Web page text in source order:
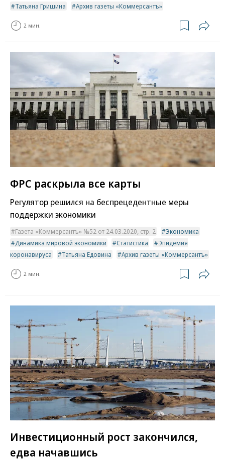
Татьяна Гришина
Архив газеты «Коммерсантъ»
2 мин.
ФРС раскрыла все карты
Регулятор решился на беспрецедентные меры
поддержки экономики
Газета «Коммерсантъ» №52 от 24.03.2020, стр. 2
Экономика
Динамика мировой экономики
Статистика
Эпидемия
коронавируса
Татьяна Едовина Архив газеты «Коммерсантъ»
2 мин.
Инвестиционный рост закончился,
едва начавшись